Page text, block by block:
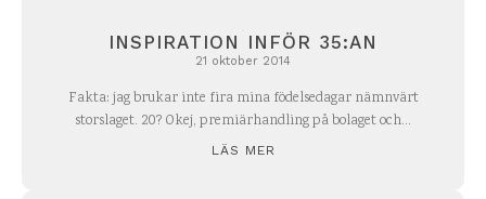
INSPIRATION INFÖR 35:AN
21 oktober 2014
Fakta: jag brukar inte fira mina födelsedagar nämnvärt
storslaget. 20? Okej, premiärhandling på bolaget och...
LÄS MER